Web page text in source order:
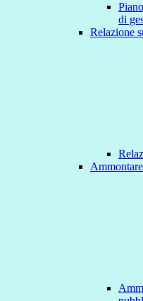
di
Relazione